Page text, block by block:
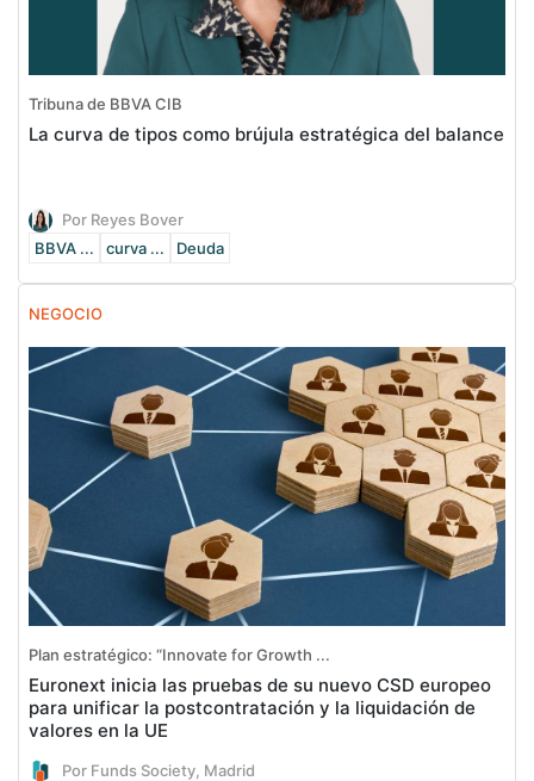
Tribuna de BBVA CIB
La curva de tipos como brújula estratégica del balance
Por Reyes Bover
BBVA ...
curva ... Deuda
NEGOCIO
Plan estratégico: “Innovate for Growth ...
Euronext inicia las pruebas de su nuevo CSD europeo
para unificar la postcontratación y la liquidación de
valores en la UE
Por Funds Society, Madrid